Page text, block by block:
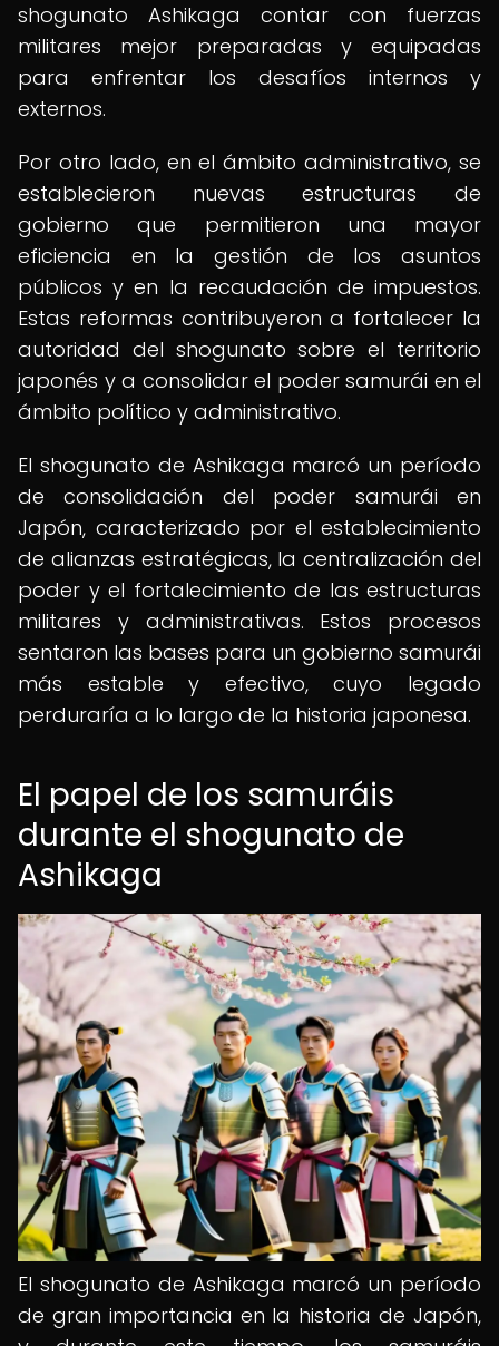
shogunato Ashikaga contar con fuerzas
militares mejor preparadas y equipadas
para enfrentar los desafíos internos y
externos.
Por otro lado, en el ámbito administrativo, se
establecieron nuevas estructuras de
gobierno que permitieron una mayor
eficiencia en la gestión de los asuntos
públicos y en la recaudación de impuestos.
Estas reformas contribuyeron a fortalecer la
autoridad del shogunato sobre el territorio
japonés y a consolidar el poder samurái en el
ámbito político y administrativo.
El shogunato de Ashikaga marcó un período
de consolidación del poder samurái en
Japón, caracterizado por el establecimiento
de alianzas estratégicas, la centralización del
poder y el fortalecimiento de las estructuras
militares y administrativas. Estos procesos
sentaron las bases para un gobierno samurái
más estable y efectivo, cuyo legado
perduraría a lo largo de la historia japonesa.
El papel de los samuráis
durante el shogunato de
Ashikaga
El shogunato de Ashikaga marcó un período
de gran importancia en la historia de Japón,